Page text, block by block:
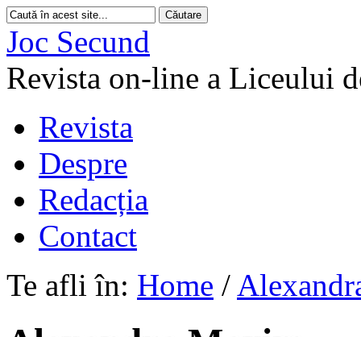
Joc Secund
Revista on-line a Liceului
Revista
Despre
Redacția
Contact
Te afli în: Home /